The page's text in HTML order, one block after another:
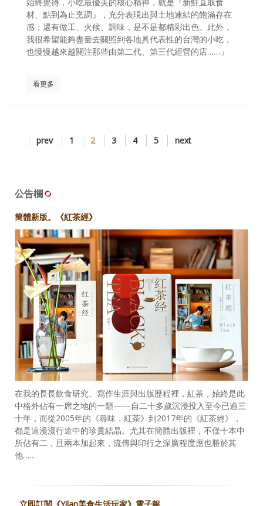
材、點到為止烹調』，充分表現出與土地連結的飽滿存在
感；還有做工、火候、調味，是不是都精彩出色。此外，
我很希望能夠盡量去關照到各地具代表性的台灣的小吃，
也慢慢越來越關注那些由第二代、第三代經營的店……」
看更多
prev 1 2 3 4 5 next
公告欄
簡體新版。《紅茶經》
在我的長長飲食研究、寫作生涯與出版歷程裡，紅茶，始終是此
中格外佔有一席之地的一類——自二十多歲沉浸投入至今已逾三
十年，而從2005年的《尋味．紅茶》到2017年的《紅茶經》，
都是這漫漫行途中的珍貴結晶。尤其在簡體出版裡，不僅十本中
所佔有二，且兩本加起來，流傳與印行之深廣程度應也勝於其
他……